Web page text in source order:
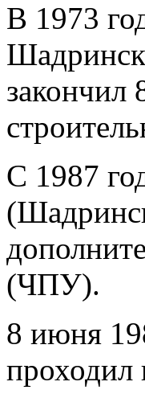
В 1973
закончил
С 1987
(ЧПУ).
8 июня
проходил